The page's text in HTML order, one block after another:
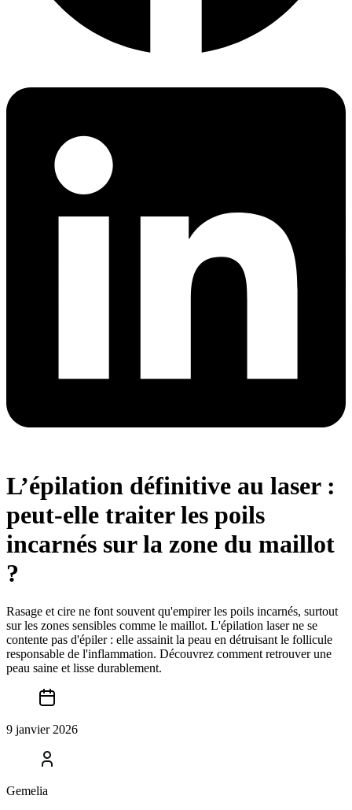
L’épilation définitive au laser :
peut-elle traiter les poils
incarnés sur la zone du maillot
?
Rasage et cire ne font souvent qu'empirer les poils incarnés, surtout
sur les zones sensibles comme le maillot. L'épilation laser ne se
contente pas d'épiler : elle assainit la peau en détruisant le follicule
responsable de l'inflammation. Découvrez comment retrouver une
peau saine et lisse durablement.
9 janvier 2026
Gemelia